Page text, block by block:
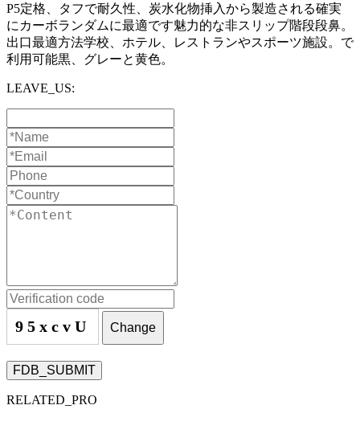
P5定格、タフで耐久性、炭水化物挿入から製造される確実
にカーボランダムに最適です魅力的な非スリップ階段段鼻。
出口最適方法学校、ホテル、レストランやスポーツ施設。で
利用可能黒、グレーと黄色。
LEAVE_US:
95xcvU Change
FDB_SUBMIT
RELATED_PRO